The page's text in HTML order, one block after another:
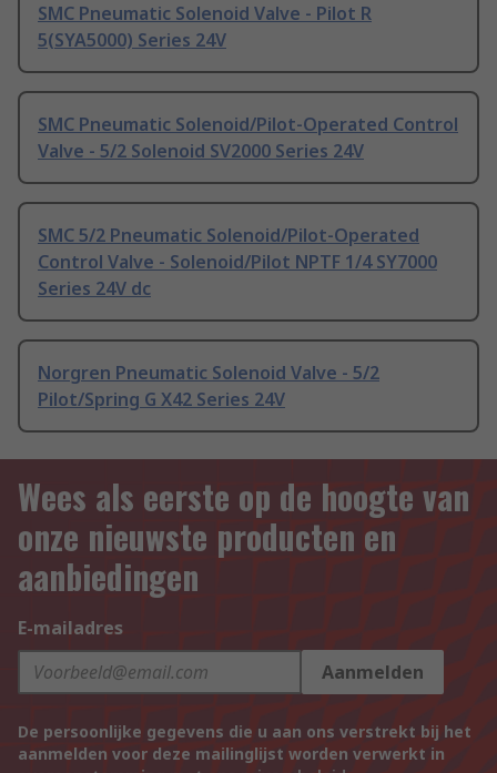
SMC Pneumatic Solenoid Valve - Pilot R
5(SYA5000) Series 24V
SMC Pneumatic Solenoid/Pilot-Operated Control
Valve - 5/2 Solenoid SV2000 Series 24V
SMC 5/2 Pneumatic Solenoid/Pilot-Operated
Control Valve - Solenoid/Pilot NPTF 1/4 SY7000
Series 24V dc
Norgren Pneumatic Solenoid Valve - 5/2
Pilot/Spring G X42 Series 24V
Wees als eerste op de hoogte van
onze nieuwste producten en
aanbiedingen
E-mailadres
Aanmelden
De persoonlijke gegevens die u aan ons verstrekt bij het
aanmelden voor deze mailinglijst worden verwerkt in